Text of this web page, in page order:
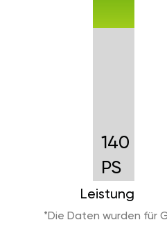
140
PS
Leistung
*Die Daten wurden für